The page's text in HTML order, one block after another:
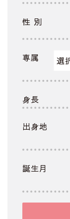
性 別
専属
身長
出身地
誕生月